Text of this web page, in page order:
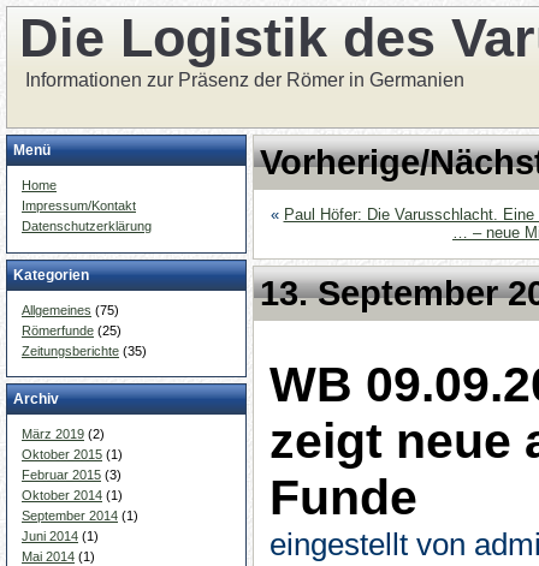
Die Logistik des
Informationen zur Präsenz der Römer in Germanien
Menü
Home
Impressum/Kontakt
Datenschutzerklärung
Kategorien
Allgemeines (75)
Römerfunde (25)
Zeitungsberichte (35)
Archiv
März 2019 (2)
Oktober 2015 (1)
Februar 2015 (3)
Oktober 2014 (1)
September 2014 (1)
Juni 2014 (1)
Mai 2014 (1)
Vorherige/
« Paul Höfer: Die Varusschlacht.
… – neue
13. September
WB
zeigt neue
Funde
eingestellt von